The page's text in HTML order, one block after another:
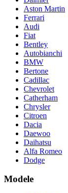
Aston Martin
Ferrari
Audi
Fiat
Bentley
Autobianchi
BMW
Bertone
Cadillac
Chevrolet
Catherham
Chrysler
Citroen
Dacia
Daewoo
Daihatsu
Alfa Romeo
Dodge
Modele